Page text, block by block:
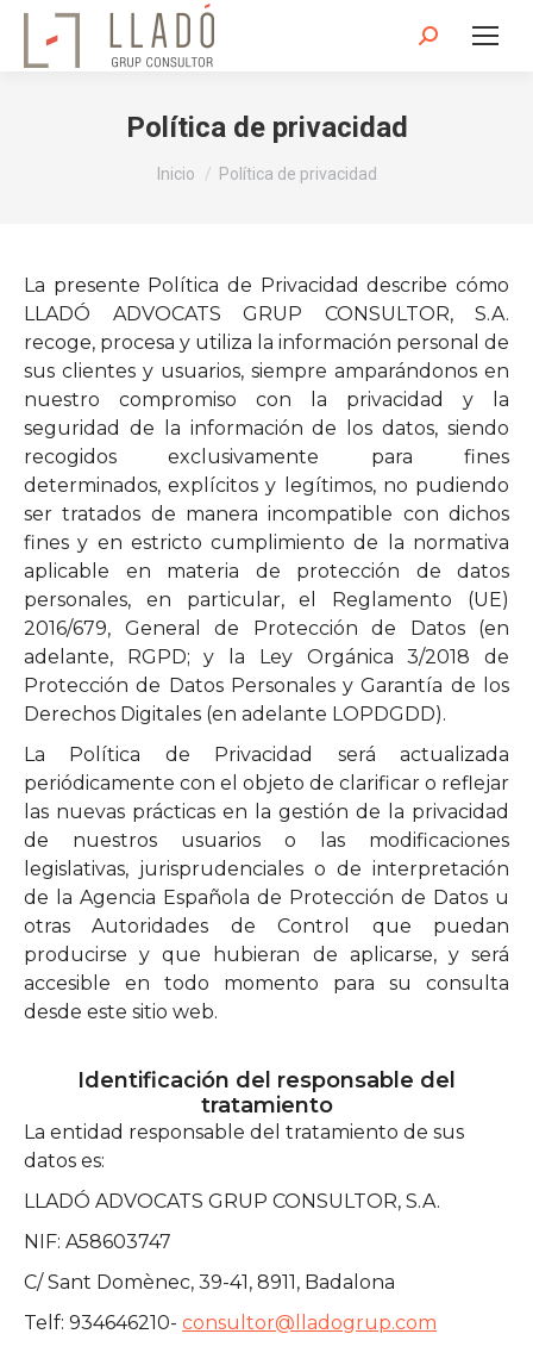
Buscar:
Política de privacidad
Estás aquí:
Inicio Política de privacidad
La presente Política de Privacidad describe cómo
LLADÓ ADVOCATS GRUP CONSULTOR, S.A.
recoge, procesa y utiliza la información personal de
sus clientes y usuarios, siempre amparándonos en
nuestro compromiso con la privacidad y la
seguridad de la información de los datos, siendo
recogidos exclusivamente para fines
determinados, explícitos y legítimos, no pudiendo
ser tratados de manera incompatible con dichos
fines y en estricto cumplimiento de la normativa
aplicable en materia de protección de datos
personales, en particular, el Reglamento (UE)
2016/679, General de Protección de Datos (en
adelante, RGPD; y la Ley Orgánica 3/2018 de
Protección de Datos Personales y Garantía de los
Derechos Digitales (en adelante LOPDGDD).
La Política de Privacidad será actualizada
periódicamente con el objeto de clarificar o reflejar
las nuevas prácticas en la gestión de la privacidad
de nuestros usuarios o las modificaciones
legislativas, jurisprudenciales o de interpretación
de la Agencia Española de Protección de Datos u
otras Autoridades de Control que puedan
producirse y que hubieran de aplicarse, y será
accesible en todo momento para su consulta
desde este sitio web.
Identificación del responsable del
tratamiento
La entidad responsable del tratamiento de sus
datos es:
LLADÓ ADVOCATS GRUP CONSULTOR, S.A.
NIF: A58603747
C/ Sant Domènec, 39-41, 8911, Badalona
Telf: 934646210- consultor@lladogrup.com